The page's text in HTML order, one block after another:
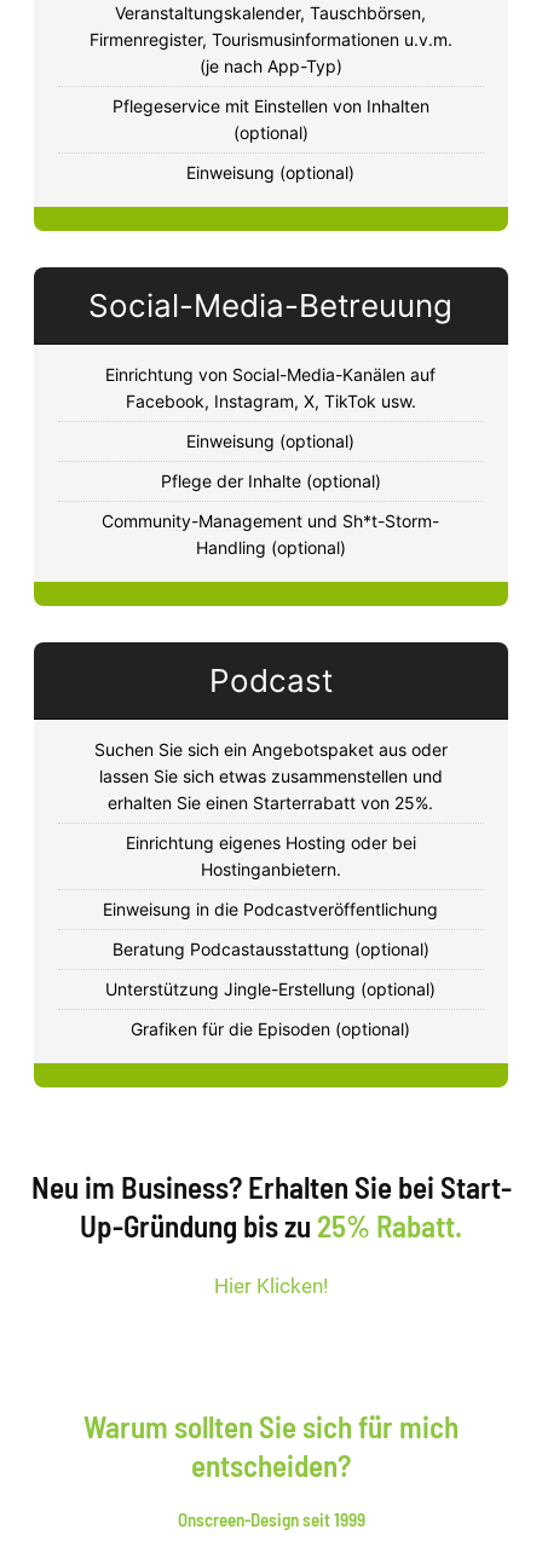
Veranstaltungskalender, Tauschbörsen,
Firmenregister, Tourismusinformationen u.v.m.
(je nach App-Typ)
Pflegeservice mit Einstellen von Inhalten
(optional)
Einweisung (optional)
Social-Media-Betreuung
Einrichtung von Social-Media-Kanälen auf
Facebook, Instagram, X, TikTok usw.
Einweisung (optional)
Pflege der Inhalte (optional)
Community-Management und Sh*t-Storm-
Handling (optional)
Podcast
Suchen Sie sich ein Angebotspaket aus oder
lassen Sie sich etwas zusammenstellen und
erhalten Sie einen Starterrabatt von 25%.
Einrichtung eigenes Hosting oder bei
Hostinganbietern.
Einweisung in die Podcastveröffentlichung
Beratung Podcastausstattung (optional)
Unterstützung Jingle-Erstellung (optional)
Grafiken für die Episoden (optional)
Neu im Business? Erhalten Sie bei Start-
Up-Gründung bis zu 25% Rabatt.
Hier Klicken!
Warum sollten Sie sich für mich
entscheiden?
Onscreen-Design seit 1999